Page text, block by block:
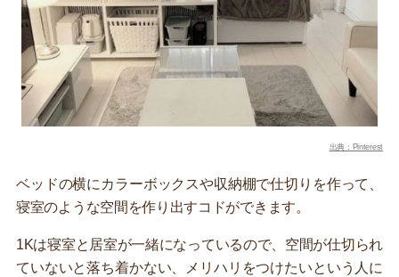
出典：Pinterest
ベッドの横にカラーボックスや収納棚で仕切りを作って、
寝室のような空間を作り出すコドができます。
1Kは寝室と居室が一緒になっているので、空間が仕切られ
ていないと落ち着かない、メリハリをつけたいという人に